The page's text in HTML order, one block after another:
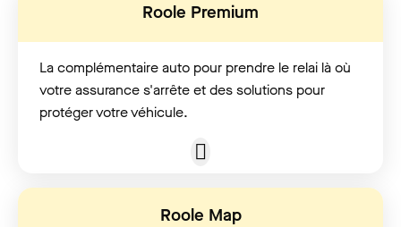
Roole Premium
La complémentaire auto pour prendre le relai là où
votre assurance s'arrête et des solutions pour
protéger votre véhicule.
Roole Map